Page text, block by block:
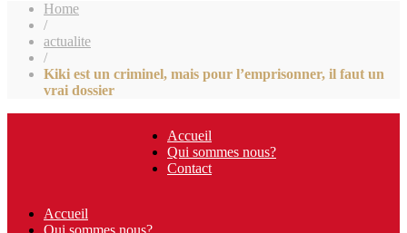
Home
/
actualite
/
Kiki est un criminel, mais pour l’emprisonner, il faut un
vrai dossier
Accueil
Qui sommes nous?
Contact
Accueil
Qui sommes nous?